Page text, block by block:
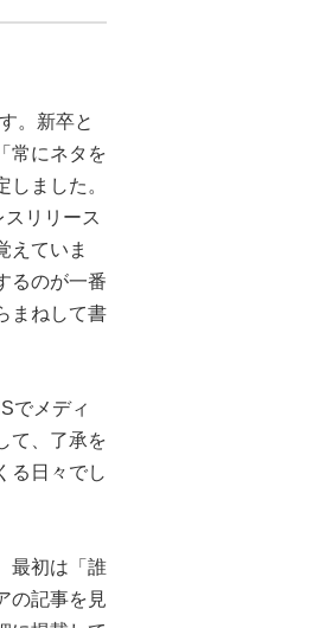
。新卒と
常にネタを
ました。
リリース
えていま
るのが一番
まねして書
でメディ
て、了承を
る日々でし
最初は「誰
の記事を見